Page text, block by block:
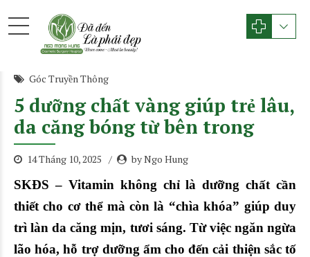
Góc Truyền Thông
5 dưỡng chất vàng giúp trẻ lâu,
da căng bóng từ bên trong
14 Tháng 10, 2025 by Ngo Hung
SKĐS – Vitamin không chỉ là dưỡng chất cần
thiết cho cơ thể mà còn là “chìa khóa” giúp duy
trì làn da căng mịn, tươi sáng. Từ việc ngăn ngừa
lão hóa, hỗ trợ dưỡng ẩm cho đến cải thiện sắc tố